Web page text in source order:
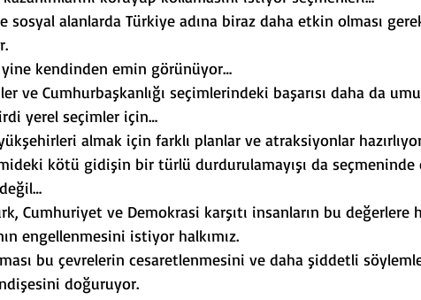
sosyal alanlarda Türkiye adına biraz daha etkin olması
kendinden emin görünüyor…
ve Cumhurbaşkanlığı seçimlerindeki başarısı daha da
yerel seçimler için…
almak için farklı planlar ve atraksiyonlar
kötü gidişin bir türlü durdurulamayışı da seçmeninde
Cumhuriyet ve Demokrasi karşıtı insanların bu değerlere
engellenmesini istiyor halkımız.
bu çevrelerin cesaretlenmesini ve daha şiddetli
doğuruyor.